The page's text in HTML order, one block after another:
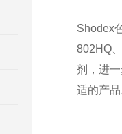
Shodex
802HQ
剂，进
适的产